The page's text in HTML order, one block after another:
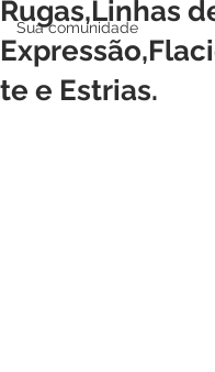
Sua comunidade
Rugas,Linhas
te e Estrias.